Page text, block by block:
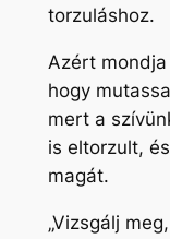
torzuláshoz.
Azért
hogy
mert a
is eltorzult,
magát.
„Vizsgálj